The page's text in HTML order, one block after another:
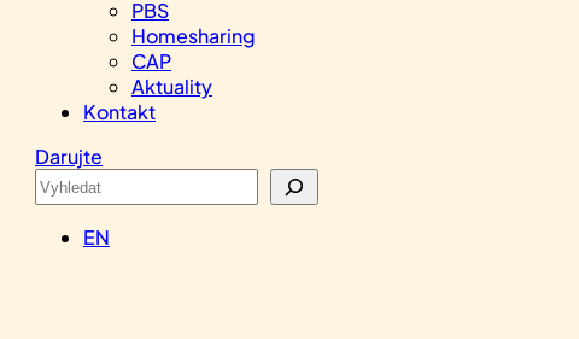
PBS
Homesharing
CAP
Aktuality
Kontakt
Darujte
Search
EN